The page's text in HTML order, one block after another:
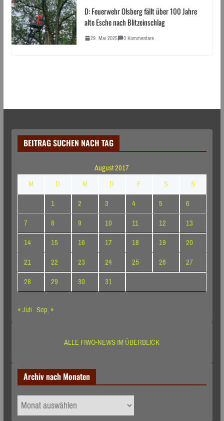
D: Feuerwehr Olsberg fällt über 100 Jahre
alte Esche nach Blitzeinschlag
29. Mai 2025 0 Kommentare
BEITRAG SUCHEN NACH TAG
August 2017
M
D M D F S
S
1
2 3 4 5
6
7
8 9 10 11 12
13
14
15 16 17 18 19
20
21
22 23 24 25 26
27
28
29 30
31
« Juli Sep. »
ALLE FIWO-NEWS IM ÜBERBLICK
Archiv nach Monaten
Archiv
nach